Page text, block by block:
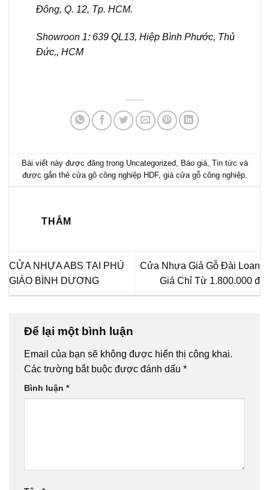
Đông, Q. 12, Tp. HCM.
Showroon 1: 639 QL13, Hiệp Bình Phước, Thủ
Đức,, HCM
Bài viết này được đăng trong Uncategorized Báo giá, Tin tức và
được gắn thẻ cửa gô công nghiệp HDF, giá cửa gỗ công nghiệp.
THẮM
CỬA NHỰA ABS TẠI PHÚ
GIÁO BÌNH DƯƠNG
Cửa Nhựa Giả Gỗ Đài Loan
Giá Chỉ Từ 1.800.000 đ
Để lại một bình luận
Email của bạn sẽ không được hiển thị công khai.
Các trường bắt buộc được đánh dấu *
Bình luận *